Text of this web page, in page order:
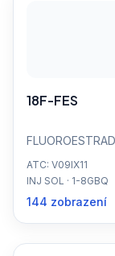
18F-FES
ATC: V09IX11
INJ SOL · 1-8GBQ
144 zobrazení